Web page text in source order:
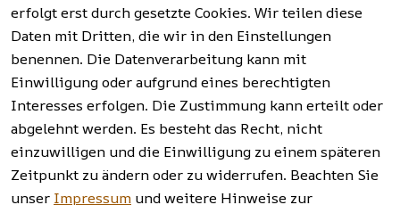
erfolgt erst durch gesetzte Cookies. Wir teilen diese
Daten mit Dritten, die wir in den Einstellungen
benennen. Die Datenverarbeitung kann mit
Einwilligung oder aufgrund eines berechtigten
Interesses erfolgen. Die Zustimmung kann erteilt oder
abgelehnt werden. Es besteht das Recht, nicht
einzuwilligen und die Einwilligung zu einem späteren
Zeitpunkt zu ändern oder zu widerrufen. Beachten Sie
unser Impressum und weitere Hinweise zur
Vertrag
widerrufen
Facebook |
Instagram |
Newsletter
AGB | Impressum |
Datenschutzerklärung |
Barrierefreiheitserklärung |
Widerrufsrecht